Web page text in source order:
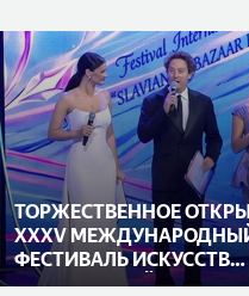
ТОРЖЕСТВЕННОЕ
XXXV
ФЕСТИВАЛЬ ИСКУССТВ
«СЛАВЯНСКИЙ БАЗАР В